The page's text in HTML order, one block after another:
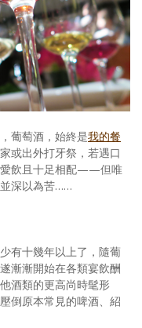
葡萄酒，始終是我的餐
或出外打牙祭，若遇口
愛飲且十足相配——但唯
深以為苦……
有十幾年以上了，隨葡
漸漸開始在各類宴飲酬
酒類的更高尚時髦形
倒原本常見的啤酒、紹